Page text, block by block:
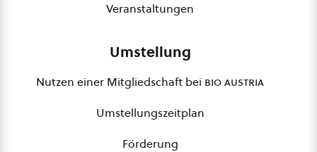
Veranstaltungen
Umstellung
Nutzen einer Mitgliedschaft bei bio austria
Umstellungszeitplan
Förderung